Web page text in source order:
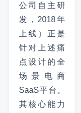
公司自主研
发，2018年
上线）正是
针对上述痛
点设计的全
场景电商
SaaS平台。
其核心能力